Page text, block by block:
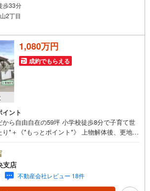
歩33分
2丁目
1,080万円
成約でもらえる
イント
から自由自在の59坪 小学校徒歩8分で子育て世
り*＋《*もっとポイント*》 上物解体後、更地に
山小×中山中エリア
》*中山小学校 徒歩8分（568m）*中山中学
（1234m）*泉ヶ丘幼稚園 徒歩13分（1004
ども園TOBINOKO 徒歩4分（1299m）《生活
支店
不動産会社レビュー 18件